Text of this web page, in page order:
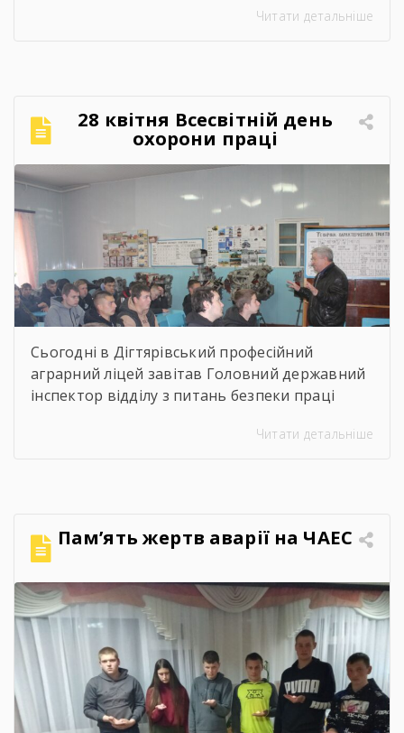
Срібнянського ліцеїв. Всіх учасників заходу
прийому 2026 року заступник директора з
навчально-виробничої роботи Сергій
Коломієць. Для майбутніх абітурієнтів було
проведено […]
Читати детальніше
28 квітня Всесвітній день
охорони праці
Сьогодні в Дігтярівський професійний
аграрний ліцей завітав Головний державний
інспектор відділу з питань безпеки праці
Чернігівській області Центрального
здорових умов праці». Сучасна концепція
безпеки праці давно вийшла за межі […]
Читати детальніше
Пам’ять жертв аварії на ЧАЕС